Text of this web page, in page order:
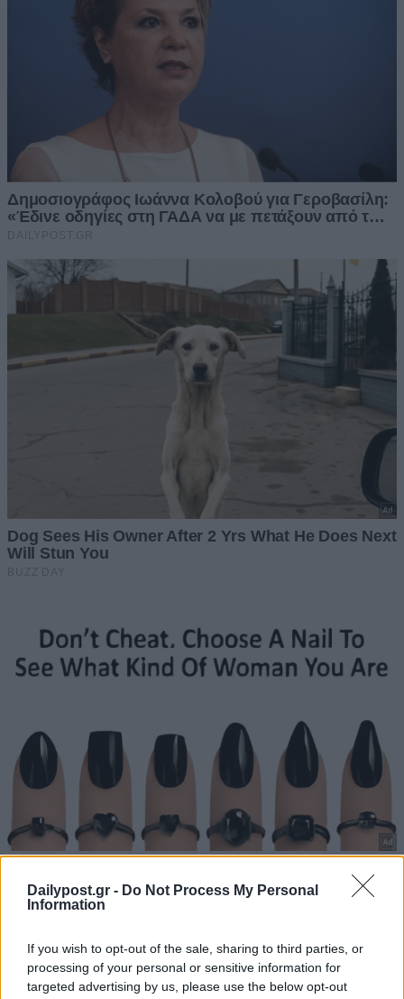
Dailypost.gr - Do Not Process My Personal
Information
If you wish to opt-out of the sale, sharing to third parties, or
processing of your personal or sensitive information for
targeted advertising by us, please use the below opt-out